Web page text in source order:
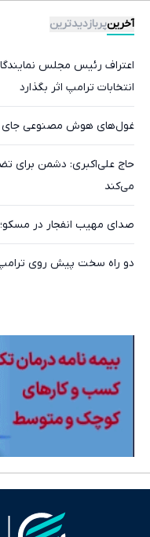
آخرینپربازدیدترین
اعتراف رئیس مجلس
انتخابات ترامپ اثر بگذارد
غول‌های هوش مصنوعی جای
حاج علی‌اکبری: دشمن برای
می‌کند
صدای مهیب انفجار در مسکو؛
دو راه سخت پیش روی ترامپ؛